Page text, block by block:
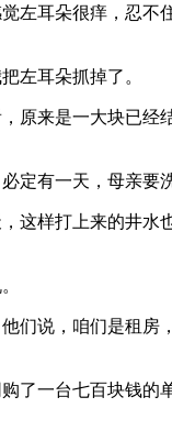
左耳朵很痒，忍不
左耳朵抓掉了。
原来是一大块已经
定有一天，母亲要
这样打上来的井水
们说，咱们是租房
了一台七百块钱的